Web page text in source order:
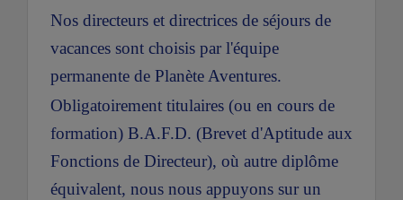
Nos directeurs et directrices de séjours de
vacances sont choisis par l'équipe
permanente de Planète Aventures.
Obligatoirement titulaires (ou en cours de
formation) B.A.F.D. (Brevet d'Aptitude aux
Fonctions de Directeur), où autre diplôme
équivalent, nous nous appuyons sur un